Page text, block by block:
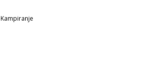
Kampiranje